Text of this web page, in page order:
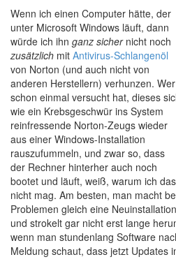
Wenn ich einen Computer hätte, der
unter Microsoft Windows läuft, dann
würde ich ihn ganz sichernicht noch
zusätzlich mit Antivirus-Schlangenöl
von Norton (und auch nicht von
anderen Herstellern) verhunzen. Wer
schon einmal versucht hat, dieses
wie ein Krebsgeschwür ins System
reinfressende Norton-Zeugs wieder
aus einer Windows-Installation
rauszufummeln, und zwar so, dass
der Rechner hinterher auch noch
bootet und läuft, weiß, warum ich das
nicht mag. Am besten, man macht
Problemen gleich eine Neuinstallation
und strokelt gar nicht erst lange
wenn man stundenlang Software
Meldung schaut, dass jetzt Updates